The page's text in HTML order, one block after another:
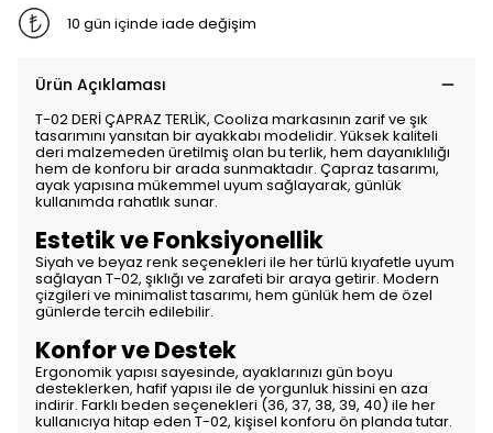
10 gün içinde iade değişim
Ürün Açıklaması
T-02 DERİ ÇAPRAZ TERLİK, Cooliza markasının zarif ve şık
tasarımını yansıtan bir ayakkabı modelidir. Yüksek kaliteli
deri malzemeden üretilmiş olan bu terlik, hem dayanıklılığı
hem de konforu bir arada sunmaktadır. Çapraz tasarımı,
ayak yapısına mükemmel uyum sağlayarak, günlük
kullanımda rahatlık sunar.
Estetik ve Fonksiyonellik
Siyah ve beyaz renk seçenekleri ile her türlü kıyafetle uyum
sağlayan T-02, şıklığı ve zarafeti bir araya getirir. Modern
çizgileri ve minimalist tasarımı, hem günlük hem de özel
günlerde tercih edilebilir.
Konfor ve Destek
Ergonomik yapısı sayesinde, ayaklarınızı gün boyu
desteklerken, hafif yapısı ile de yorgunluk hissini en aza
indirir. Farklı beden seçenekleri (36, 37, 38, 39, 40) ile her
kullanıcıya hitap eden T-02, kişisel konforu ön planda tutar.